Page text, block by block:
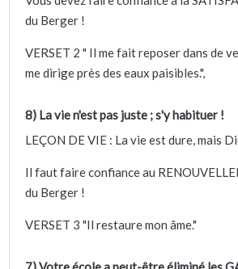
du Berger !
VERSET 2 " Il me fait reposer dans de
me dirige près des eaux paisibles.",
8) La vie n'est pas juste ; s'y habituer !
LEÇON DE VIE : La vie est dure, mais
Il faut faire confiance au
du Berger !
VERSET 3 "Il restaure mon âme."